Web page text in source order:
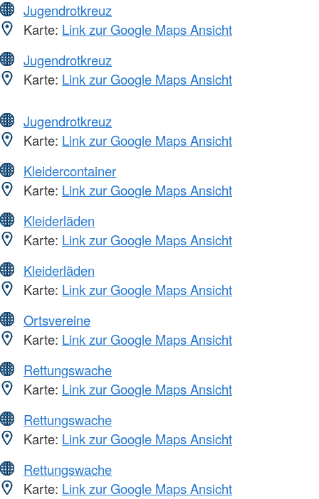
Jugendrotkreuz
Karte: Link zur Google Maps Ansicht
Jugendrotkreuz
Karte: Link zur Google Maps Ansicht
Jugendrotkreuz
Karte: Link zur Google Maps Ansicht
Kleidercontainer
Karte: Link zur Google Maps Ansicht
Kleiderläden
Karte: Link zur Google Maps Ansicht
Kleiderläden
Karte: Link zur Google Maps Ansicht
Ortsvereine
Karte: Link zur Google Maps Ansicht
Rettungswache
Karte: Link zur Google Maps Ansicht
Rettungswache
Karte: Link zur Google Maps Ansicht
Rettungswache
Karte: Link zur Google Maps Ansicht